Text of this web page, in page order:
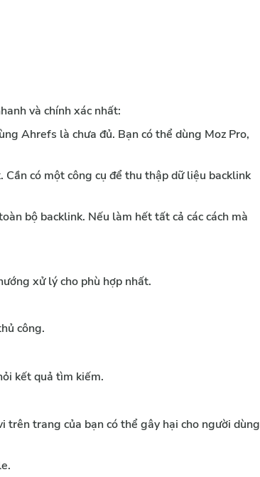
và chính xác nhất:
Ahrefs là chưa đủ. Bạn có thể dùng Moz Pro,
có một công cụ để thu thập dữ liệu backlink
bộ backlink. Nếu làm hết tất cả các cách mà
xử lý cho phù hợp nhất.
công.
kết quả tìm kiếm.
trên trang của bạn có thể gây hại cho người dùng